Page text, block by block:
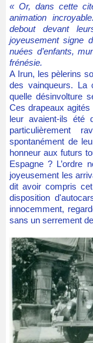
« Or, dans cette
animation
debout devant
joyeusement signe
nuées d’enfants,
frénésie.
A Irun, les pèlerins
des vainqueurs. La
quelle désinvolture
Ces drapeaux
leur avaient-ils été
particulièrement
spontanément de
honneur aux futurs
Espagne ? L’ordre
joyeusement les
dit avoir compris
disposition
innocemment,
sans un serrement